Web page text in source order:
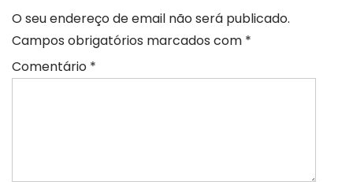
O seu endereço de email não será publicado.
Campos obrigatórios marcados com *
Comentário *